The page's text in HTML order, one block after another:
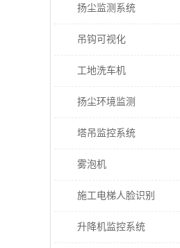
扬尘监测系统
吊钩可视化
工地洗车机
扬尘环境监测
塔吊监控系统
雾泡机
施工电梯人脸识别
升降机监控系统